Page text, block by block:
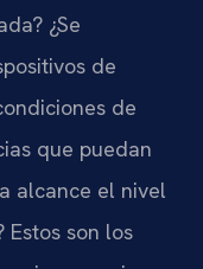
¿Se
de
de
que puedan
alcance el nivel
Estos son los